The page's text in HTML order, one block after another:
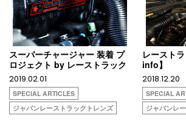
スーパーチャージャー 装着 プ
ロジェクト by レーストラック
2019.02.01
SPECIAL ARTICLES
ジャパンレーストラックトレンズ
レースト
info】
2018.12.20
SPECIAL
ジャパンレ